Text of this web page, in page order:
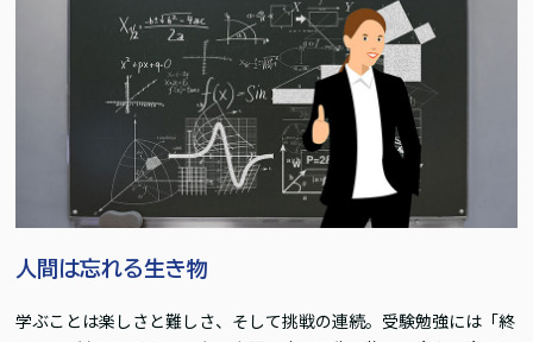
人間は忘れる生き物
学ぶことは楽しさと難しさ、そして挑戦の連続。受験勉強には「終